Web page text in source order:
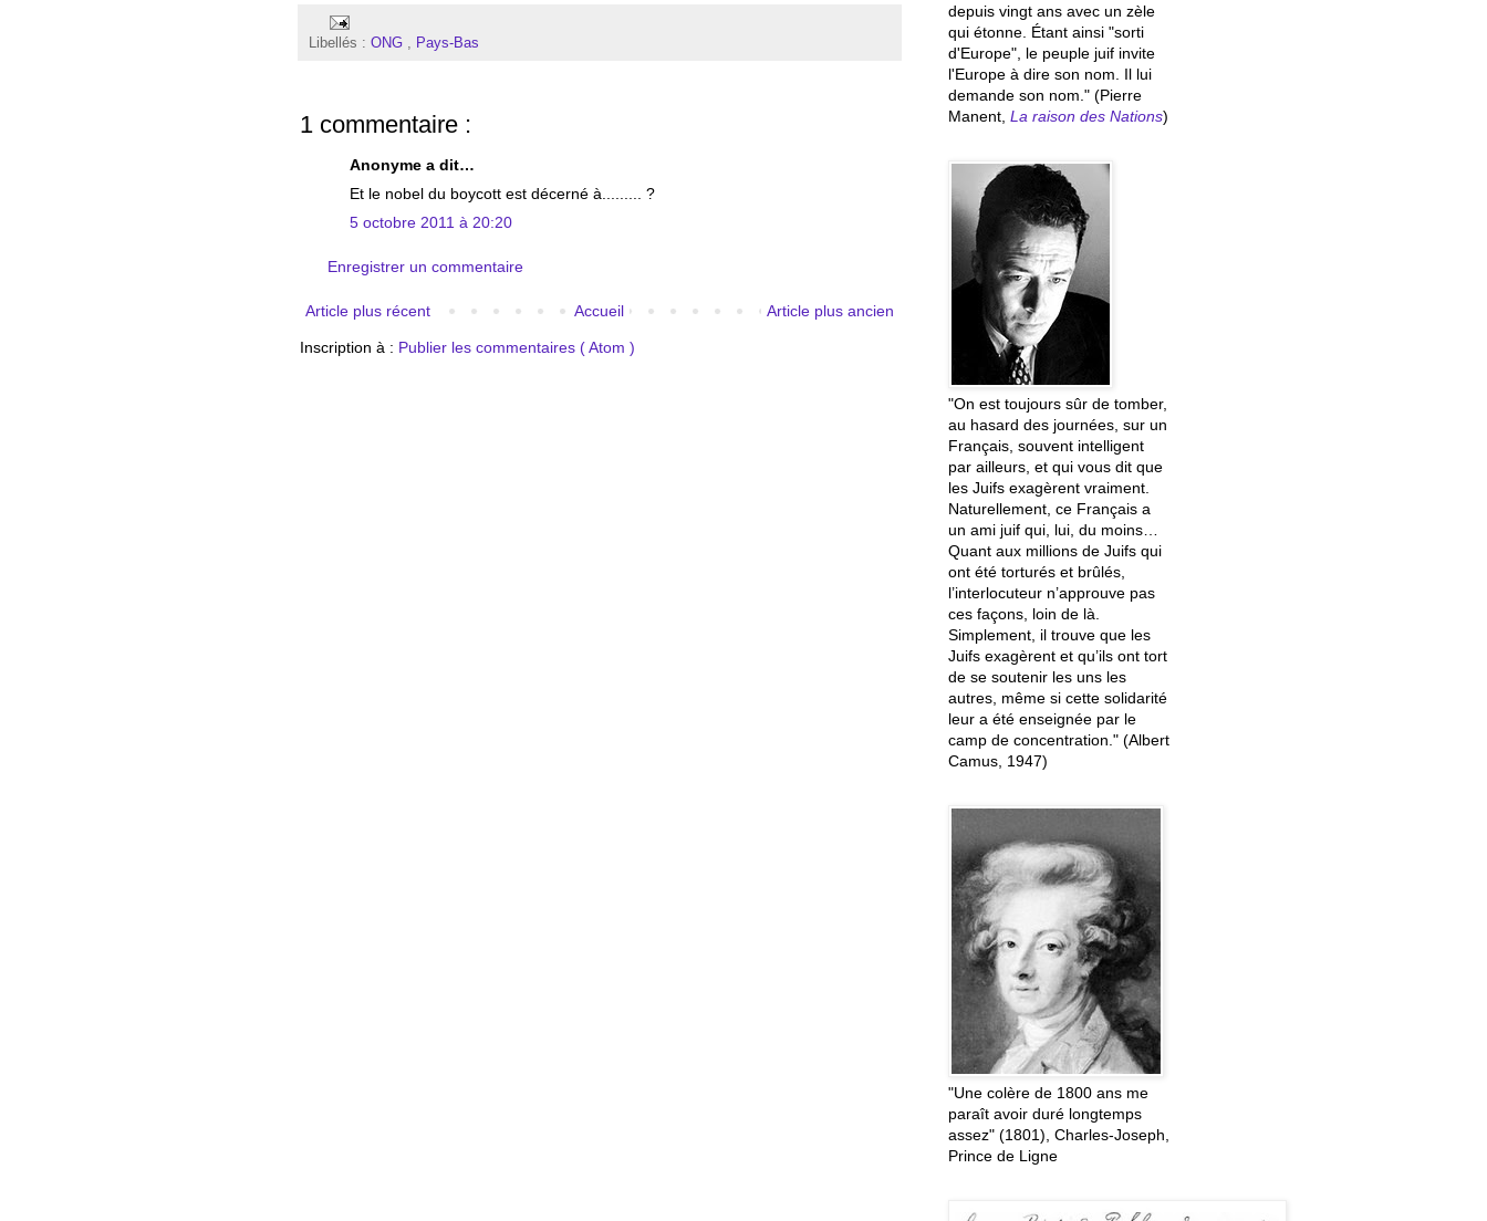
Libellés : ONG , Pays-Bas
1 commentaire :
Anonyme a dit…
Et le nobel du boycott est décerné à......... ?
5 octobre 2011 à 20:20
Enregistrer un commentaire
Article plus récent Article plus ancien
Accueil
Inscription à : Publier les commentaires ( Atom )
depuis vingt ans avec un zèle
qui étonne. Étant ainsi "sorti
d'Europe", le peuple juif invite
l'Europe à dire son nom. Il lui
demande son nom." (Pierre
Manent, La raison des Nations)
"On est toujours sûr de tomber,
au hasard des journées, sur un
Français, souvent intelligent
par ailleurs, et qui vous dit que
les Juifs exagèrent vraiment.
Naturellement, ce Français a
un ami juif qui, lui, du moins…
Quant aux millions de Juifs qui
ont été torturés et brûlés,
l’interlocuteur n’approuve pas
ces façons, loin de là.
Simplement, il trouve que les
Juifs exagèrent et qu’ils ont tort
de se soutenir les uns les
autres, même si cette solidarité
leur a été enseignée par le
camp de concentration." (Albert
Camus, 1947)
"Une colère de 1800 ans me
paraît avoir duré longtemps
assez" (1801), Charles-Joseph,
Prince de Ligne